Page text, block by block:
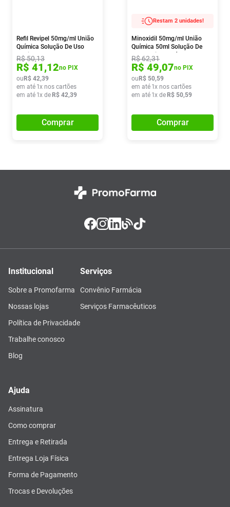
Refil Revipel 50mg/ml União
Química Solução De Uso
Capilar 50ml
R$50,13
R$ 41,12no PIX
ou R$ 42,39
em até 1x nos cartões
em até 1x de R$ 42,39
Comprar
Restam 2 unidades!
Minoxidil 50mg/ml União
Química 50ml Solução De
Uso Capilar + Válvula Spray
R$62,31
R$ 49,07no PIX
ou R$ 50,59
em até 1x nos cartões
em até 1x de R$ 50,59
Comprar
Institucional
Sobre a Promofarma
Nossas lojas
Política de Privacidade
Trabalhe conosco
Blog
Serviços
Convênio Farmácia
Serviços Farmacêuticos
Ajuda
Assinatura
Como comprar
Entrega e Retirada
Entrega Loja Física
Forma de Pagamento
Trocas e Devoluções